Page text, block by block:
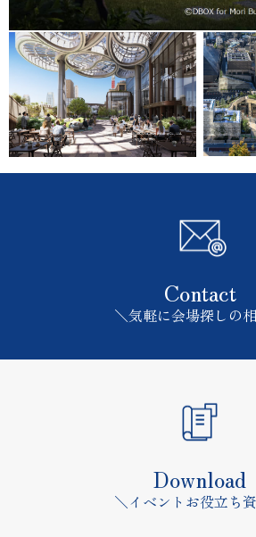
Contact
＼気軽に会場探しの
Download
＼イベントお役立ち